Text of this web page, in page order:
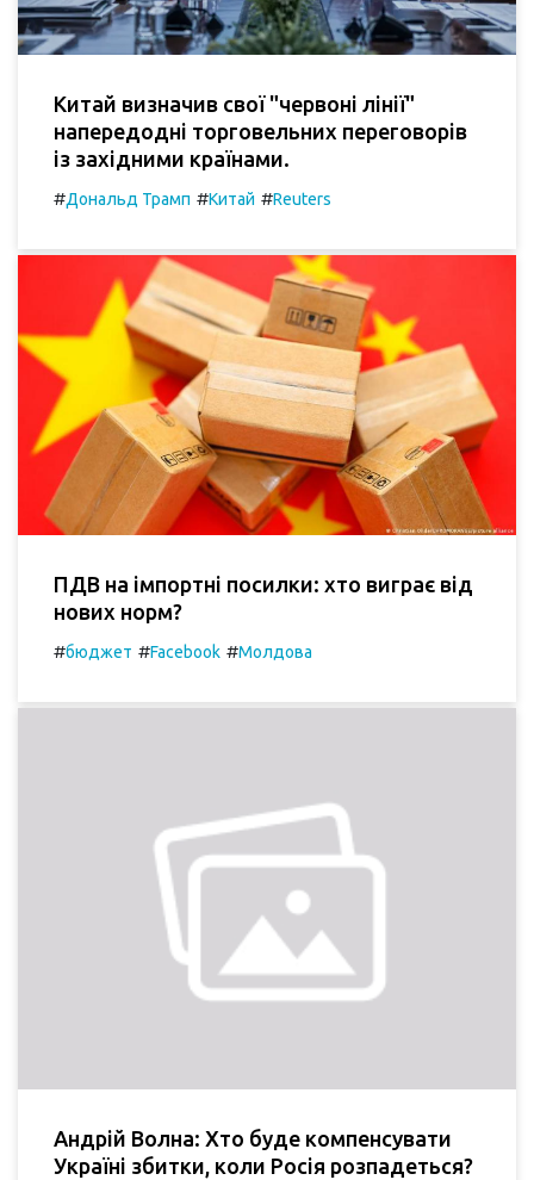
Китай визначив свої "червоні лінії"
напередодні торговельних переговорів
із західними країнами.
#Дональд Трамп #Китай #Reuters
ПДВ на імпортні посилки: хто виграє від
нових норм?
#бюджет #Facebook #Молдова
Андрій Волна: Хто буде компенсувати
Україні збитки, коли Росія розпадеться?